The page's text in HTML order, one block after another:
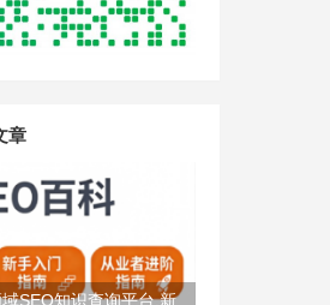
章
SEO知识查询平台,新